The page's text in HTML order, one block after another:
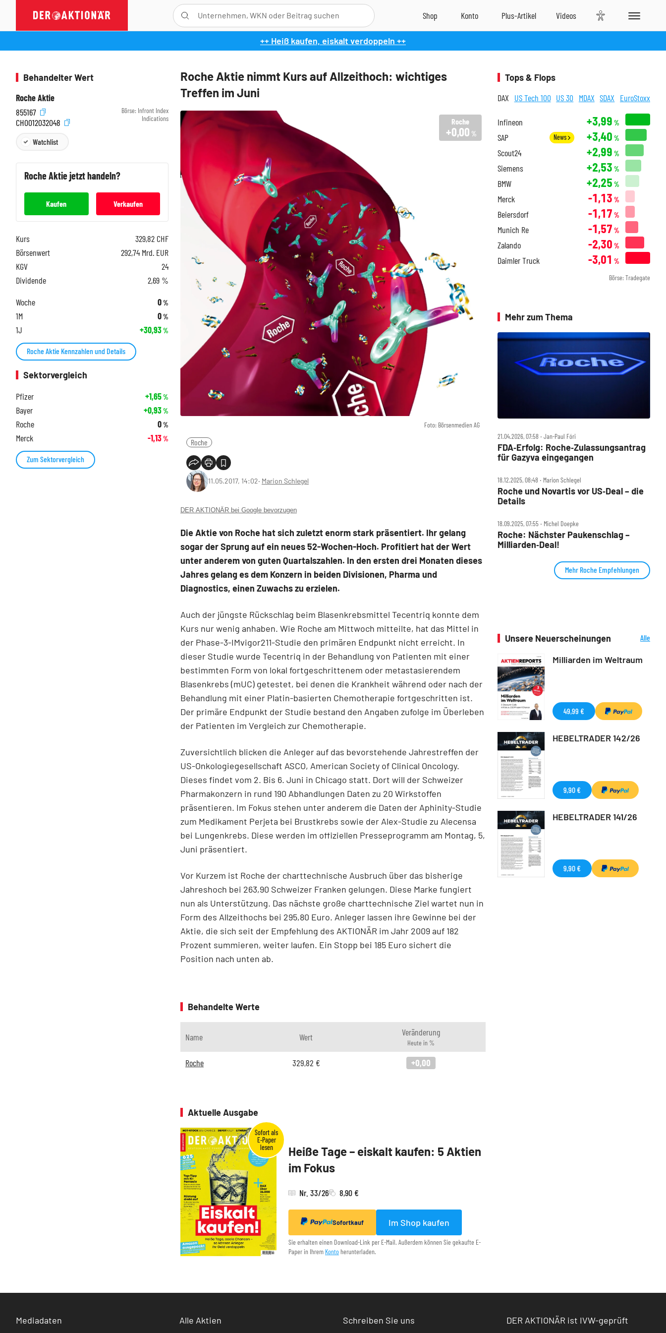
++ Heiß kaufen, eiskalt verdoppeln ++
Roche Aktie nimmt Kurs auf Allzeithoch: wichtiges
Treffen im Juni
Foto: Börsenmedien AG
Roche
+0,00 %
Roche
11.05.2017, 14:02‧ Marion Schlegel
DER AKTIONÄR bei Google bevorzugen
Die Aktie von Roche hat sich zuletzt enorm stark präsentiert. Ihr gelang
sogar der Sprung auf ein neues 52-Wochen-Hoch. Profitiert hat der Wert
unter anderem von guten Quartalszahlen. In den ersten drei Monaten dieses
Jahres gelang es dem Konzern in beiden Divisionen, Pharma und
Diagnostics, einen Zuwachs zu erzielen.
Auch der jüngste Rückschlag beim Blasenkrebsmittel Tecentriq konnte dem
Kurs nur wenig anhaben. Wie Roche am Mittwoch mitteilte, hat das Mittel in
der Phase-3-IMvigor211-Studie den primären Endpunkt nicht erreicht. In
dieser Studie wurde Tecentriq in der Behandlung von Patienten mit einer
bestimmten Form von lokal fortgeschrittenem oder metastasierendem
Blasenkrebs (mUC) getestet, bei denen die Krankheit während oder nach der
Behandlung mit einer Platin-basierten Chemotherapie fortgeschritten ist.
Der primäre Endpunkt der Studie bestand den Angaben zufolge im Überleben
der Patienten im Vergleich zur Chemotherapie.
Zuversichtlich blicken die Anleger auf das bevorstehende Jahrestreffen der
US-Onkologiegesellschaft ASCO, American Society of Clinical Oncology.
Dieses findet vom 2. Bis 6. Juni in Chicago statt. Dort will der Schweizer
Pharmakonzern in rund 190 Abhandlungen Daten zu 20 Wirkstoffen
präsentieren. Im Fokus stehen unter anderem die Daten der Aphinity-Studie
zum Medikament Perjeta bei Brustkrebs sowie der Alex-Studie zu Alecensa
bei Lungenkrebs. Diese werden im offiziellen Presseprogramm am Montag, 5,
Juni präsentiert.
Vor Kurzem ist Roche der charttechnische Ausbruch über das bisherige
Jahreshoch bei 263,90 Schweizer Franken gelungen. Diese Marke fungiert
nun als Unterstützung. Das nächste große charttechnische Ziel wartet nun in
Form des Allzeithochs bei 295,80 Euro. Anleger lassen ihre Gewinne bei der
Aktie, die sich seit der Empfehlung des AKTIONÄR im Jahr 2009 auf 182
Prozent summieren, weiter laufen. Ein Stopp bei 185 Euro sichert die
Position nach unten ab.
Behandelte Werte
Name Wert Veränderung
Heute in %
Roche 329,82 € +0,00
Aktuelle Ausgabe
Heiße Tage – eiskalt kaufen: 5 Aktien
im Fokus
Nr. 33/26 8,90 €
Sofortkauf Im Shop kaufen
Sie erhalten einen Download-Link per E-Mail. Außerdem können Sie gekaufte E-
Paper in Ihrem Konto herunterladen.
Behandelter Wert
Roche Aktie
855167
CH0012032048
Börse: Infront Index
Indications
Watchlist
RocheAktie jetzt handeln?
Kaufen Verkaufen
Kurs 329,82 CHF
Börsenwert
292,74 Mrd. EUR
KGV
24
Dividende
2,69 %
Woche
0%
1M 0%
1J +30,93%
Roche Aktie Kennzahlen und Details
Sektorvergleich
Pfizer
+1,65%
Bayer +0,93%
Roche 0%
Merck -1,13%
Zum Sektorvergleich
Tops & Flops
DAX US Tech 100 US 30 MDAX SDAX EuroStoxx
Infineon +3,99 %
SAP News +3,40 %
Scout24 +2,99 %
Siemens +2,53 %
BMW +2,25 %
Merck -1,13 %
Beiersdorf -1,17 %
Munich Re -1,57 %
Zalando -2,30 %
Daimler Truck -3,01 %
Börse: Tradegate
Mehr zum Thema
21.04.2026, 07:58 ‧ Jan-Paul Fóri
FDA‑Erfolg: Roche‑Zulassungsantrag
für Gazyva eingegangen
18.12.2025, 08:48 ‧ Marion Schlegel
Roche und Novartis vor US‑Deal – die
Details
18.09.2025, 07:55 ‧ Michel Doepke
Roche: Nächster Paukenschlag –
Milliarden‑Deal!
Mehr Roche Empfehlungen
Unsere Neuerscheinungen
Alle
Milliarden im Weltraum
49,99 €
HEBELTRADER 142/26
9,90 €
HEBELTRADER 141/26
9,90 €
Mediadaten
Alle Aktien
Schreiben Sie uns DER AKTIONÄR ist IVW-geprüft